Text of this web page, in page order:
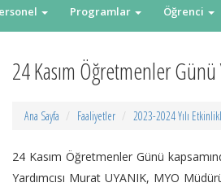
Programlar Öğrenci
24 Kasım Öğretmenler
Ana Sayfa Faaliyetler 2023-2024 Yılı
24 Kasım Öğretmenler Günü
Yardımcısı Murat UYANIK, MYO